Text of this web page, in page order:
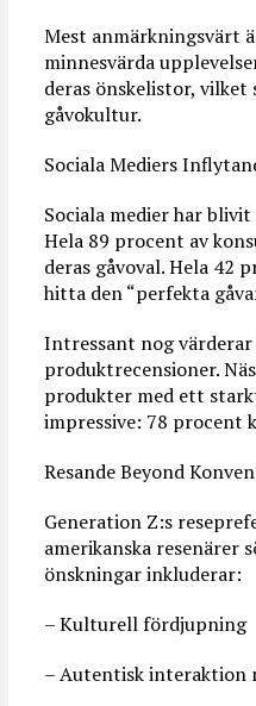
Mest anmärkningsvärt
minnesvärda
deras önskelistor,
gåvokultur.
Sociala Mediers
Sociala medier har
Hela 89 procent av
deras gåvoval. Hela
hitta den “perfekta
Intressant nog
produktrecensioner.
produkter med ett
impressive: 78 procent
Resande Beyond
Generation Z:s
amerikanska resenärer
önskningar inkluderar:
– Kulturell fördjupning
– Autentisk interaktion